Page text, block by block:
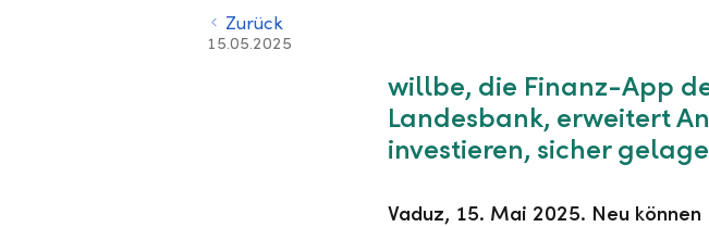
Zurück
15.05.2025
willbe, die Finanz-App
Landesbank, erweitert
investieren, sicher
Vaduz, 15. Mai 2025. Neu